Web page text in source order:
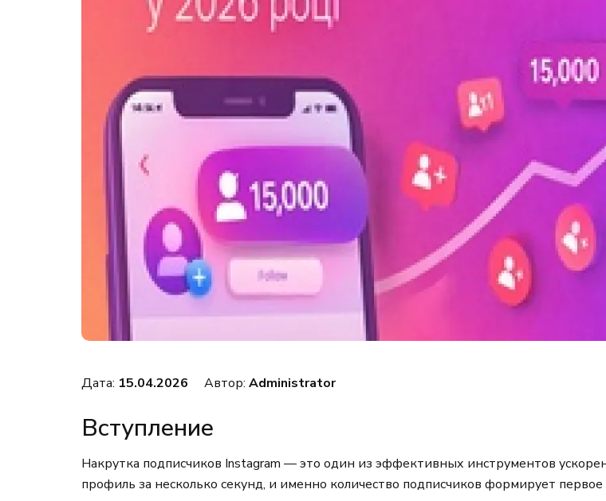
Дата: 15.04.2026 Автор: Administrator
Вступление
Накрутка подписчиков Instagram — это один из эффективных инструментов
профиль за несколько секунд, и именно количество подписчиков формирует